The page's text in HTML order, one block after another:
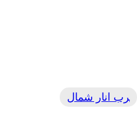
رب انار شمال